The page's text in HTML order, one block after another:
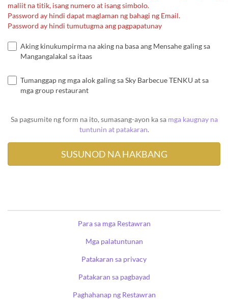
maliit na titik, isang numero at isang simbolo.
Password ay hindi dapat maglaman ng bahagi ng Email.
Password ay hindi tumutugma ang pagpapatunay
Aking kinukumpirma na aking na basa ang Mensahe galing sa
Mangangalakal sa itaas
Tumanggap ng mga alok galing sa Sky Barbecue TENKU at sa
mga group restaurant
Sa pagsumite ng form na ito, sumasang-ayon ka sa mga kaugnay na
tuntunin at patakaran.
Para sa mga Restawran
Mga palatuntunan
Patakaran sa privacy
Patakaran sa pagbayad
Paghahanap ng Restawran